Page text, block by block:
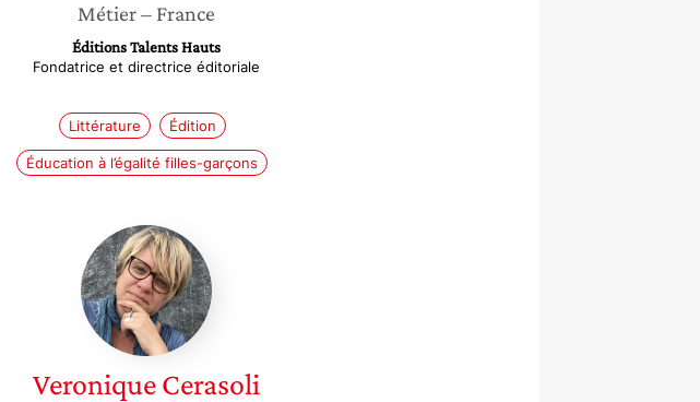
Métier– France
Éditions Talents Hauts
Fondatrice et directrice éditoriale
Littérature Édition
Éducation à l’égalité filles-garçons
Veronique
Cerasoli
VeroniqueCerasoli